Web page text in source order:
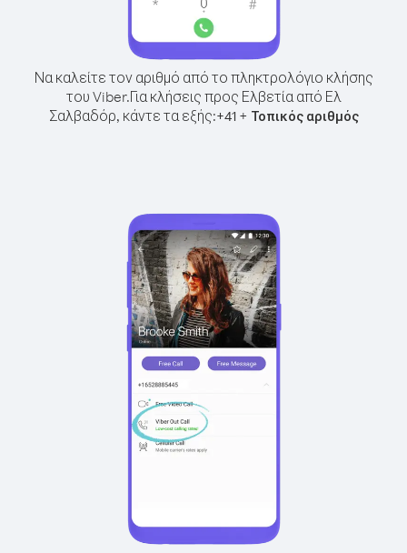
Να καλείτε τον αριθμό από το πληκτρολόγιο κλήσης
του Viber.Για κλήσεις προς Ελβετία από Ελ
Σαλβαδόρ, κάντε τα εξής:+41+ Τοπικός αριθμός